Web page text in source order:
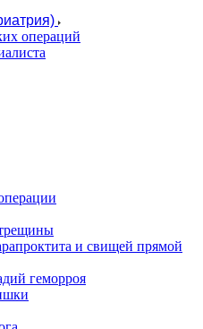
операций
и свищей прямой
геморроя